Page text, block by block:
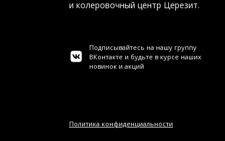
и колеровочный центр Церезит.
Подписывайтесь на нашу группу
ВКонтакте и будьте в курсе наших
новинок и акций
Политика конфиденциальности